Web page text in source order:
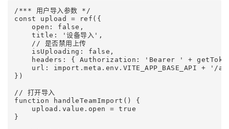
/*** 用户导入参数 */
const upload = ref({
    open: false,
    title: '设备导入',
    // 是否禁用上传
    isUploading: false,
headers: { Authorization: 'Bearer ' +
url: import.meta.env.VITE_APP_BASE_API + '/
})
// 打开导入
function handleTeamImport() {
    upload.value.open = true
}